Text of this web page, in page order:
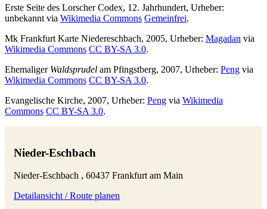
Erste Seite des Lorscher Codex, 12. Jahrhundert, Urheber:
unbekannt via Wikimedia Commons Gemeinfrei.
Mk Frankfurt Karte Niedereschbach, 2005, Urheber: Magadan via
Wikimedia Commons CC BY-SA 3.0.
Ehemaliger Waldsprudel am Pfingstberg, 2007, Urheber: Peng via
Wikimedia Commons CC BY-SA 3.0.
Evangelische Kirche, 2007, Urheber: Peng via Wikimedia
Commons CC BY-SA 3.0.
Nieder-Eschbach
Nieder-Eschbach , 60437 Frankfurt am Main
Detailansicht / Route planen